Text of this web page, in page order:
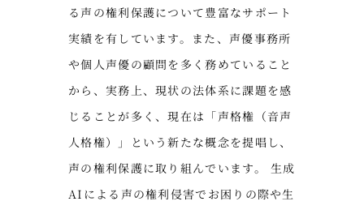
る声の権利保護について豊富なサポート
実績を有しています。また、声優事務所
や個人声優の顧問を多く務めていること
から、実務上、現状の法体系に課題を感
じることが多く、現在は「声格権（音声
人格権）」という新たな概念を提唱し、
声の権利保護に取り組んでいます。 生成
AIによる声の権利侵害でお困りの際や生